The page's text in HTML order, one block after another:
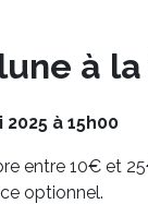
à
2025 à 15h00
entre 10€ et
optionnel.